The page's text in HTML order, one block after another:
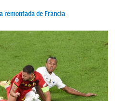
remontada de Francia